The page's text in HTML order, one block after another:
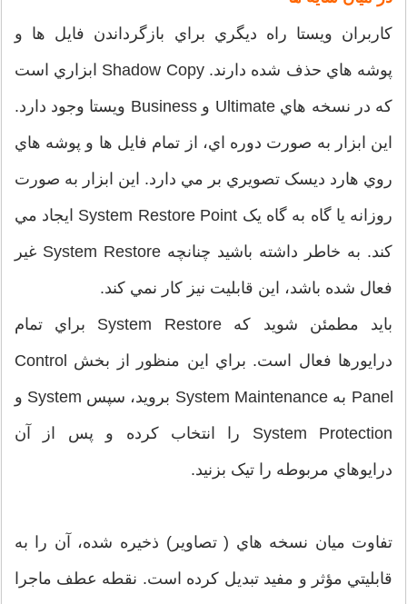
کاربران ويستا راه ديگري براي بازگرداندن فايل ها و
پوشه هاي حذف شده دارند. Shadow Copy ابزاري است
که در نسخه هاي Ultimate و Business ويستا وجود دارد.
اين ابزار به صورت دوره اي، از تمام فايل ها و پوشه هاي
روي هارد ديسک تصويري بر مي دارد. اين ابزار به صورت
روزانه يا گاه به گاه يک System Restore Point ايجاد مي
کند. به خاطر داشته باشيد چنانچه System Restore غير
فعال شده باشد، اين قابليت نيز کار نمي کند.
بايد مطمئن شويد که System Restore براي تمام
درايورها فعال است. براي اين منظور از بخش Control
Panel به System Maintenance برويد، سپس System و
System Protection را انتخاب کرده و پس از آن
درايوهاي مربوطه را تيک بزنيد.
تفاوت ميان نسخه هاي ( تصاوير) ذخيره شده، آن را به
قابليتي مؤثر و مفيد تبديل کرده است. نقطه عطف ماجرا